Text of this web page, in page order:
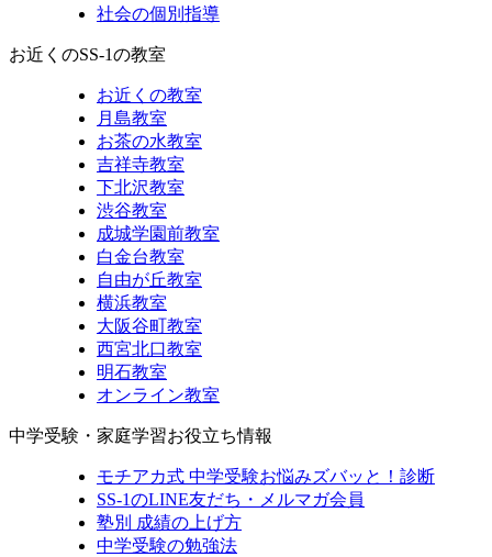
社会の個別指導
お近くのSS-1の教室
お近くの教室
月島教室
お茶の水教室
吉祥寺教室
下北沢教室
渋谷教室
成城学園前教室
白金台教室
自由が丘教室
横浜教室
大阪谷町教室
西宮北口教室
明石教室
オンライン教室
中学受験・家庭学習お役立ち情報
モチアカ式 中学受験お悩みズバッと！診断
SS-1のLINE友だち・メルマガ会員
塾別 成績の上げ方
中学受験の勉強法